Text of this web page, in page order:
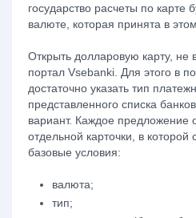
государство расчеты по карте
валюте, которая принята в
Открыть долларовую карту,
портал Vsebanki. Для этого в
достаточно указать тип
представленного списка
вариант. Каждое предложение
отдельной карточки, в которой
базовые условия:
валюта;
тип;